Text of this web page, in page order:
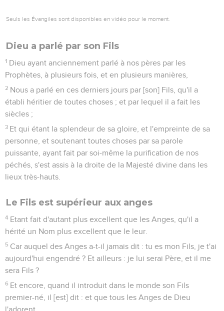
Seuls les Évangiles sont disponibles en vidéo pour le moment.
Dieu a parlé par son Fils
1 Dieu ayant anciennement parlé à nos pères par les
Prophètes, à plusieurs fois, et en plusieurs manières,
2 Nous a parlé en ces derniers jours par [son] Fils, qu'il a
établi héritier de toutes choses ; et par lequel il a fait les
siècles ;
3 Et qui étant la splendeur de sa gloire, et l'empreinte de sa
personne, et soutenant toutes choses par sa parole
puissante, ayant fait par soi-même la purification de nos
péchés, s'est assis à la droite de la Majesté divine dans les
lieux très-hauts.
Le Fils est supérieur aux anges
4 Etant fait d'autant plus excellent que les Anges, qu'il a
hérité un Nom plus excellent que le leur.
5 Car auquel des Anges a-t-il jamais dit : tu es mon Fils, je t'ai
aujourd'hui engendré ? Et ailleurs : je lui serai Père, et il me
sera Fils ?
6 Et encore, quand il introduit dans le monde son Fils
premier-né, il [est] dit : et que tous les Anges de Dieu
l'adorent.